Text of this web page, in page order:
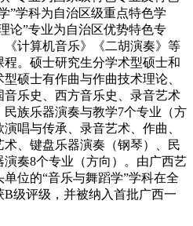
”学科为自治区级重点特色学
论”专业为自治区优势特色专
《计算机音乐》《二胡演奏》等
。硕士研究生分学术型硕士和
硕士有作曲与作曲技术理论、
乐史、西方音乐史、录音艺术
族乐器演奏与教学7个专业（方
唱与传承、录音艺术、作曲、
、键盘乐器演奏（钢琴）、民
奏8个专业（方向）。由广西艺
位的“音乐与舞蹈学”学科在全
B级评级，并被纳入首批广西一